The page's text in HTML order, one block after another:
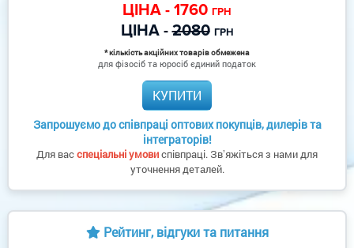
ЦІНА - 1760 ГРН
ЦІНА -2080 ГРН
* кількість акційних товарів обмежена
для фізосіб та юросіб єдиний податок
КУПИТИ
Запрошуємо до співпраці оптових покупців, дилерів та
інтеграторів!
Для васспеціальні умовиспівпраці. Звʼяжіться з нами для
уточнення деталей.
Рейтинг, відгуки та питання